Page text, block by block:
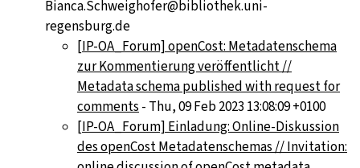
Bianca.Schweighofer@bibliothek.uni-
regensburg.de
[IP-OA_Forum] openCost: Metadatenschema
zur Kommentierung veröffentlicht //
Metadata schema published with request for
comments - Thu, 09 Feb 2023 13:08:09 +0100
[IP-OA_Forum] Einladung: Online-Diskussion
des openCost Metadatenschemas // Invitation: